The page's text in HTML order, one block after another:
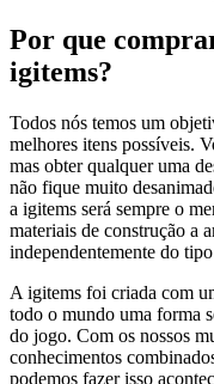
Por que
igitems?
Todos nós temos um
melhores itens possíveis.
mas obter qualquer uma
não fique muito
a igitems será sempre o
materiais de construção a
independentemente do
A igitems foi criada com
todo o mundo uma forma
do jogo. Com os nossos
conhecimentos
podemos fazer isso